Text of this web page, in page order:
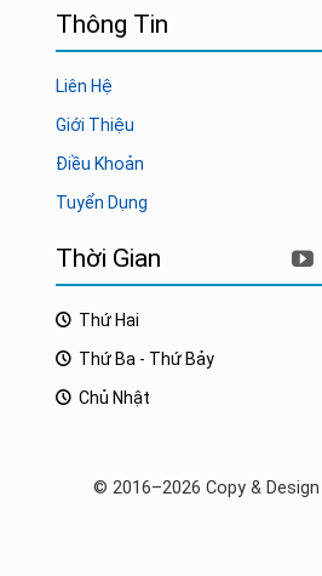
Thông Tin
Liên Hệ
Giới Thiệu
Điều Khoản
Tuyển Dụng
Thời Gian
Thứ Hai
Thứ Ba - Thứ Bảy
Chủ Nhật
© 2016–2026 Copy & Design│